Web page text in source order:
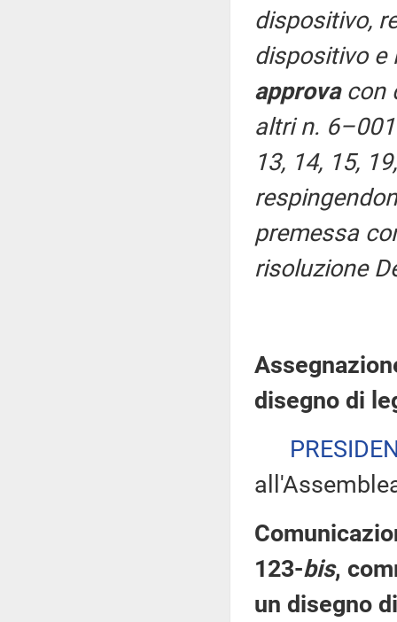
dispositivo,
dispositivo e
approvacon
altri n.
13, 14, 15,
premessa
risoluzione
disegno di
123-bis,
un disegno